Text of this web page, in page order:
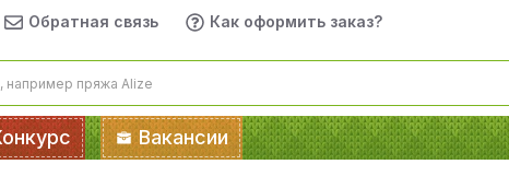
Обратная связь Как оформить заказ?
Вакансии